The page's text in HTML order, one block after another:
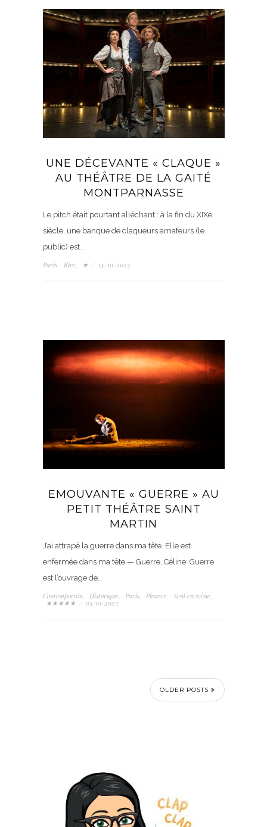
UNE DÉCEVANTE « CLAQUE »
AU THÉÂTRE DE LA GAITÉ
MONTPARNASSE
Le pitch était pourtant alléchant : à la fin du XIXe
siècle, une banque de claqueurs amateurs (le
public) est…
Paris, Rire, ★ / 14/10/2023
EMOUVANTE « GUERRE » AU
PETIT THÉÂTRE SAINT
MARTIN
J’ai attrapé la guerre dans ma tête. Elle est
enfermée dans ma tête — Guerre, Céline Guerre
est l’ouvrage de…
Contemporain, Historique, Paris, Pleurer, Seul en scène,
★★★★★ / 03/10/2023
OLDER POSTS